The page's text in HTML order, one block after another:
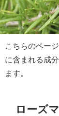
こちらのペー
に含まれる成
ます。
ローズ